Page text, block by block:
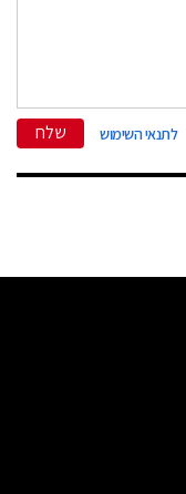
לתנאי השימוש שלח